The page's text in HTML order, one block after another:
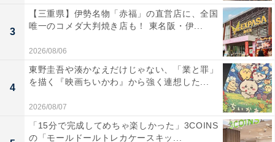
3
【三重県】伊勢名物「赤福」の直営店に、全国
唯一のコメダ大判焼き店も！ 東名阪・伊...
2026/08/06
4
東野圭吾や湊かなえだけじゃない、「業と罪」
を描く『映画ちいかわ』から強く連想した...
2026/08/07
「15分で完成してめちゃ楽しかった」3COINS
の「モールドールトレカケースキッ...